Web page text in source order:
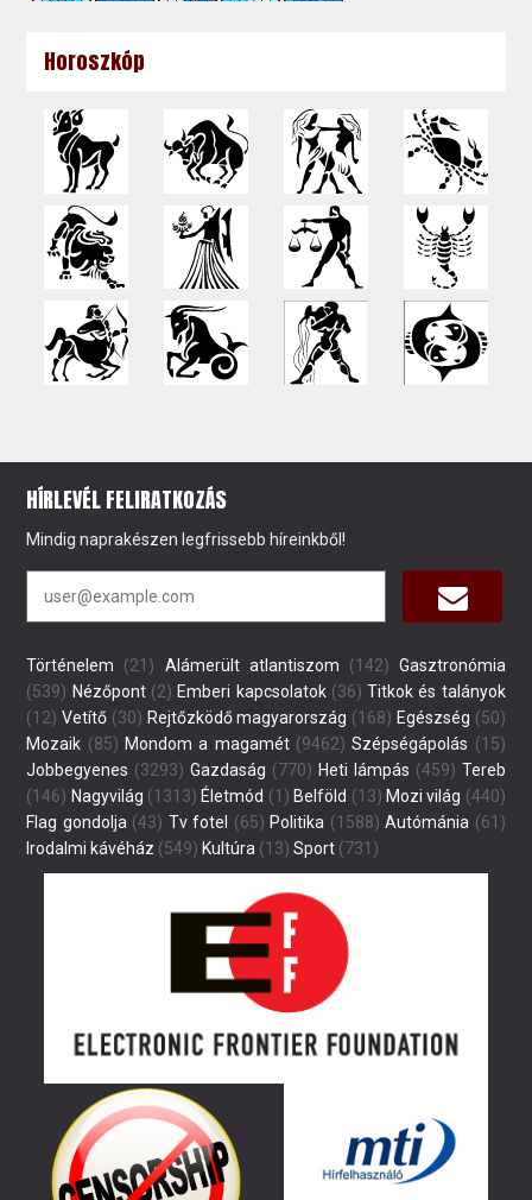
Horoszkóp
HÍRLEVÉL FELIRATKOZÁS
Mindig naprakészen legfrissebb híreinkből!
Történelem (21) Alámerült atlantiszom (142) Gasztronómia
(539) Nézőpont(2) Emberi kapcsolatok(36) Titkok és talányok
(12) Vetítő (30) Rejtőzködő magyarország (168) Egészség (50)
Mozaik (85) Mondom a magamét(9462) Szépségápolás (15)
Jobbegyenes (3293) Gazdaság (770) Heti lámpás (459) Tereb
(146) Nagyvilág (1313) Életmód (1) Belföld (13) Mozi világ (440)
Flag gondolja (43) Tv fotel (65) Politika (1588) Autómánia (61)
Irodalmi kávéház (549) Kultúra (13) Sport (731)